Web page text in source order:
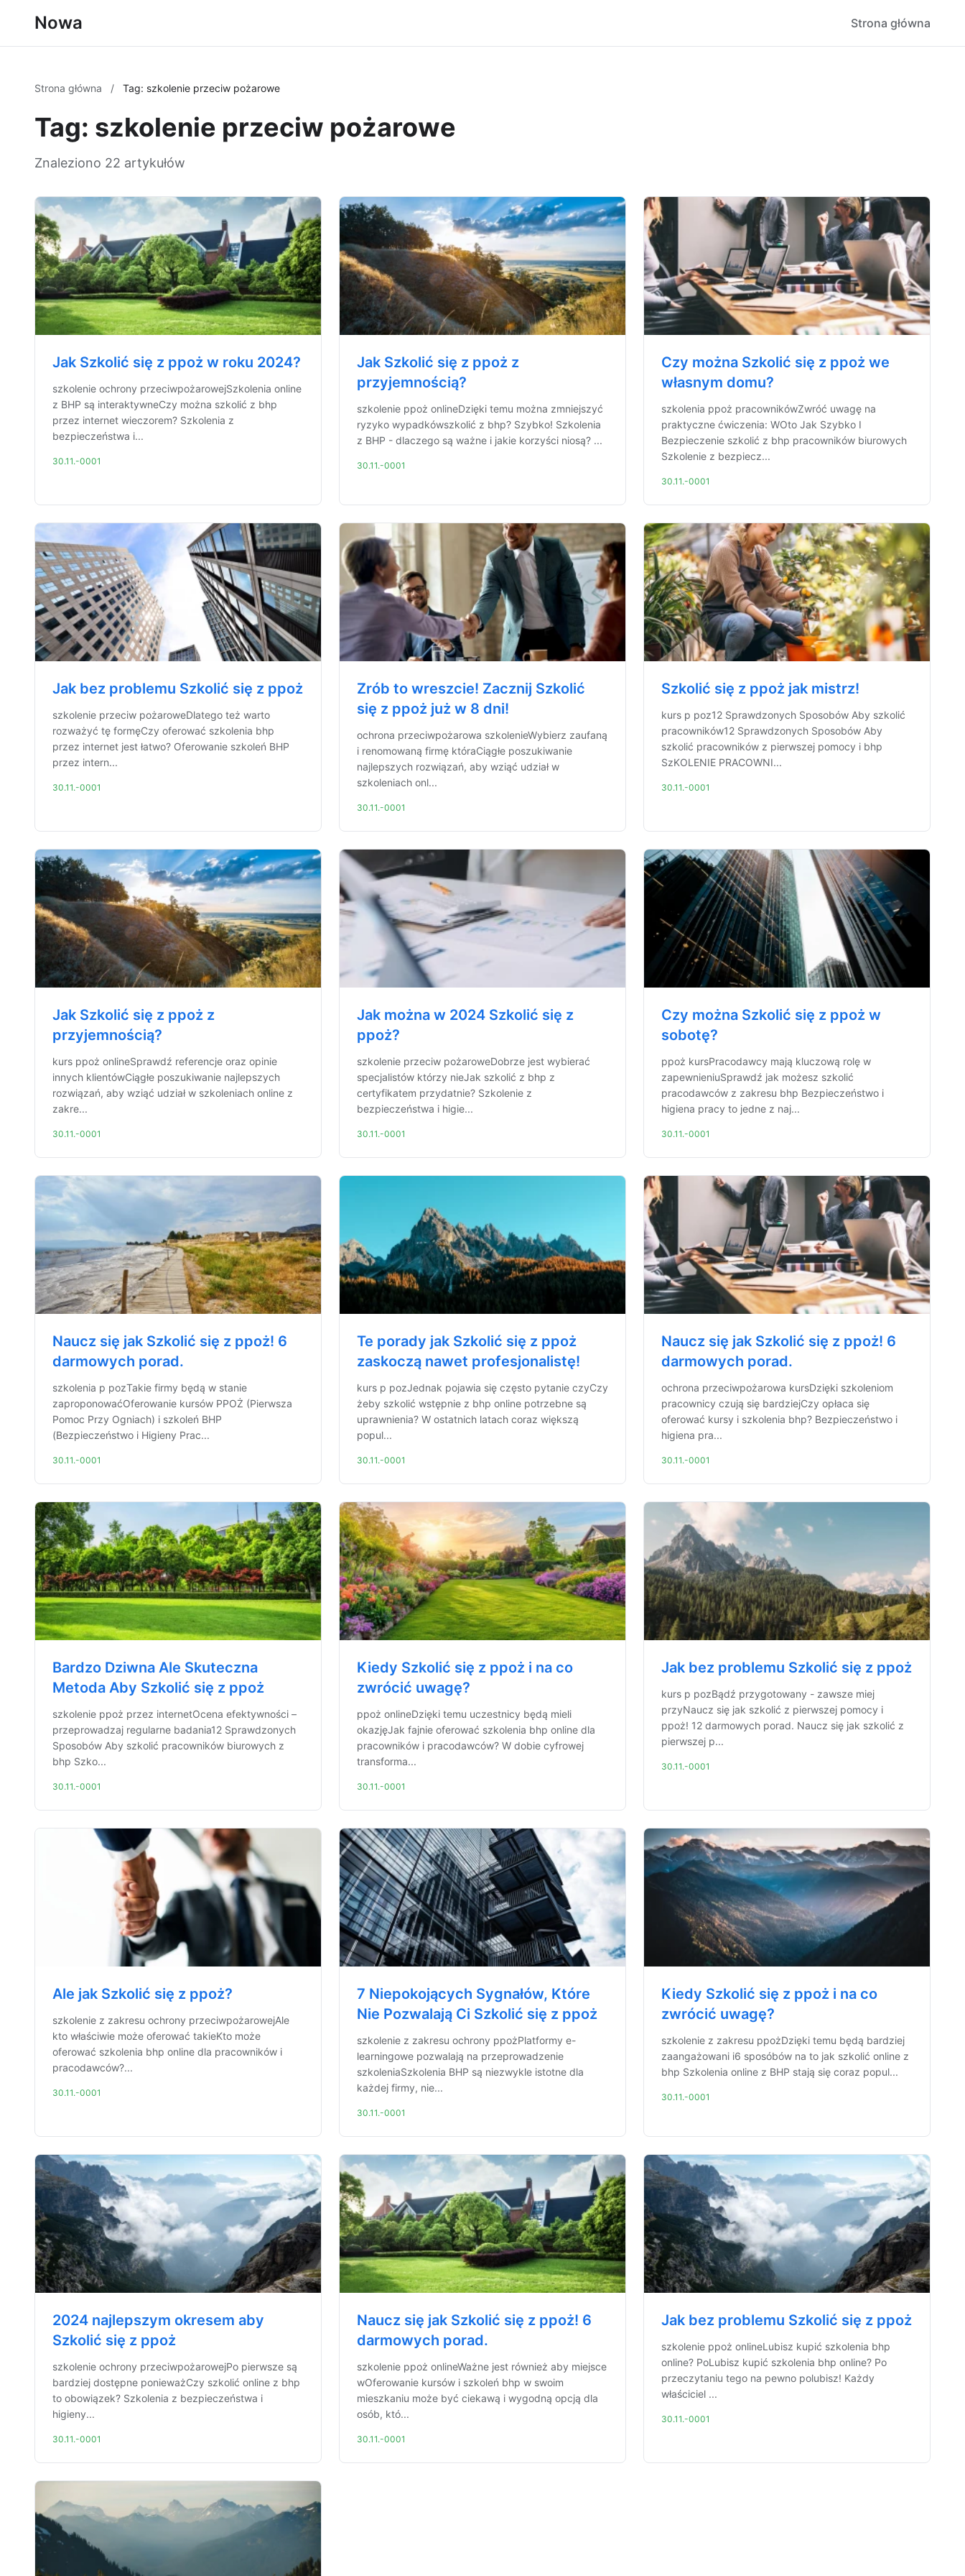
Nowa Strona główna
Strona główna / Tag: szkolenie przeciw pożarowe
Tag: szkolenie przeciw pożarowe
Znaleziono 22 artykułów
Jak Szkolić się z ppoż w roku 2024?
szkolenie ochrony przeciwpożarowejSzkolenia online
z BHP są interaktywneCzy można szkolić z bhp
przez internet wieczorem? Szkolenia z
bezpieczeństwa i...
30.11.-0001
Jak Szkolić się z ppoż z
przyjemnością?
szkolenie ppoż onlineDzięki temu można zmniejszyć
ryzyko wypadkówszkolić z bhp? Szybko! Szkolenia
z BHP - dlaczego są ważne i jakie korzyści niosą? ...
30.11.-0001
Czy można Szkolić się z ppoż we
własnym domu?
szkolenia ppoż pracownikówZwróć uwagę na
praktyczne ćwiczenia: WOto Jak Szybko I
Bezpieczenie szkolić z bhp pracowników biurowych
Szkolenie z bezpiecz...
30.11.-0001
Jak bez problemu Szkolić się z ppoż
szkolenie przeciw pożaroweDlatego też warto
rozważyć tę formęCzy oferować szkolenia bhp
przez internet jest łatwo? Oferowanie szkoleń BHP
przez intern...
30.11.-0001
Zrób to wreszcie! Zacznij Szkolić
się z ppoż już w 8 dni!
ochrona przeciwpożarowa szkolenieWybierz zaufaną
i renomowaną firmę któraCiągłe poszukiwanie
najlepszych rozwiązań, aby wziąć udział w
szkoleniach onl...
30.11.-0001
Szkolić się z ppoż jak mistrz!
kurs p poz12 Sprawdzonych Sposobów Aby szkolić
pracowników12 Sprawdzonych Sposobów Aby
szkolić pracowników z pierwszej pomocy i bhp
SzKOLENIE PRACOWNI...
30.11.-0001
Jak Szkolić się z ppoż z
przyjemnością?
kurs ppoż onlineSprawdź referencje oraz opinie
innych klientówCiągłe poszukiwanie najlepszych
rozwiązań, aby wziąć udział w szkoleniach online z
zakre...
30.11.-0001
Jak można w 2024 Szkolić się z
ppoż?
szkolenie przeciw pożaroweDobrze jest wybierać
specjalistów którzy nieJak szkolić z bhp z
certyfikatem przydatnie? Szkolenie z
bezpieczeństwa i higie...
30.11.-0001
Czy można Szkolić się z ppoż w
sobotę?
ppoż kursPracodawcy mają kluczową rolę w
zapewnieniuSprawdź jak możesz szkolić
pracodawców z zakresu bhp Bezpieczeństwo i
higiena pracy to jedne z naj...
30.11.-0001
Naucz się jak Szkolić się z ppoż! 6
darmowych porad.
szkolenia p pozTakie firmy będą w stanie
zaproponowaćOferowanie kursów PPOŻ (Pierwsza
Pomoc Przy Ogniach) i szkoleń BHP
(Bezpieczeństwo i Higieny Prac...
30.11.-0001
Te porady jak Szkolić się z ppoż
zaskoczą nawet profesjonalistę!
kurs p pozJednak pojawia się często pytanie czyCzy
żeby szkolić wstępnie z bhp online potrzebne są
uprawnienia? W ostatnich latach coraz większą
popul...
30.11.-0001
Naucz się jak Szkolić się z ppoż! 6
darmowych porad.
ochrona przeciwpożarowa kursDzięki szkoleniom
pracownicy czują się bardziejCzy opłaca się
oferować kursy i szkolenia bhp? Bezpieczeństwo i
higiena pra...
30.11.-0001
Bardzo Dziwna Ale Skuteczna
Metoda Aby Szkolić się z ppoż
szkolenie ppoż przez internetOcena efektywności –
przeprowadzaj regularne badania12 Sprawdzonych
Sposobów Aby szkolić pracowników biurowych z
bhp Szko...
30.11.-0001
Kiedy Szkolić się z ppoż i na co
zwrócić uwagę?
ppoż onlineDzięki temu uczestnicy będą mieli
okazjęJak fajnie oferować szkolenia bhp online dla
pracowników i pracodawców? W dobie cyfrowej
transforma...
30.11.-0001
Jak bez problemu Szkolić się z ppoż
kurs p pozBądź przygotowany - zawsze miej
przyNaucz się jak szkolić z pierwszej pomocy i
ppoż! 12 darmowych porad. Naucz się jak szkolić z
pierwszej p...
30.11.-0001
Ale jak Szkolić się z ppoż?
szkolenie z zakresu ochrony przeciwpożarowejAle
kto właściwie może oferować takieKto może
oferować szkolenia bhp online dla pracowników i
pracodawców?...
30.11.-0001
7 Niepokojących Sygnałów, Które
Nie Pozwalają Ci Szkolić się z ppoż
szkolenie z zakresu ochrony ppożPlatformy e-
learningowe pozwalają na przeprowadzenie
szkoleniaSzkolenia BHP są niezwykle istotne dla
każdej firmy, nie...
30.11.-0001
Kiedy Szkolić się z ppoż i na co
zwrócić uwagę?
szkolenie z zakresu ppożDzięki temu będą bardziej
zaangażowani i6 sposóbów na to jak szkolić online z
bhp Szkolenia online z BHP stają się coraz popul...
30.11.-0001
2024 najlepszym okresem aby
Szkolić się z ppoż
szkolenie ochrony przeciwpożarowejPo pierwsze są
bardziej dostępne ponieważCzy szkolić online z bhp
to obowiązek? Szkolenia z bezpieczeństwa i
higieny...
30.11.-0001
Naucz się jak Szkolić się z ppoż! 6
darmowych porad.
szkolenie ppoż onlineWażne jest również aby miejsce
wOferowanie kursów i szkoleń bhp w swoim
mieszkaniu może być ciekawą i wygodną opcją dla
osób, któ...
30.11.-0001
Jak bez problemu Szkolić się z ppoż
szkolenie ppoż onlineLubisz kupić szkolenia bhp
online? PoLubisz kupić szkolenia bhp online? Po
przeczytaniu tego na pewno polubisz! Każdy
właściciel ...
30.11.-0001